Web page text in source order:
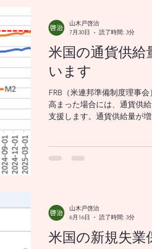
は？
か？ 18歳から挑む資産形成、
場、および 景気循環を通じ
、資産市場並びに 景気循環を
資産市場を 通じてどのよう
米国の通貨供給
います
FRB（米連邦準備制度理事
高まった場合には、通貨供
支援します。通貨供給量が
山木戸啓治
7月30日
読了時間: 3分
米国の新規失業
山木戸啓治
6月16日
読了時間: 3分